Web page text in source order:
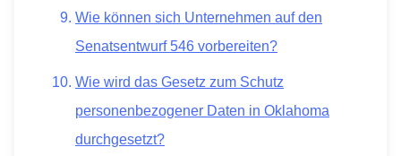
Wie können sich Unternehmen auf den
Senatsentwurf 546 vorbereiten?
Wie wird das Gesetz zum Schutz
personenbezogener Daten in Oklahoma
durchgesetzt?